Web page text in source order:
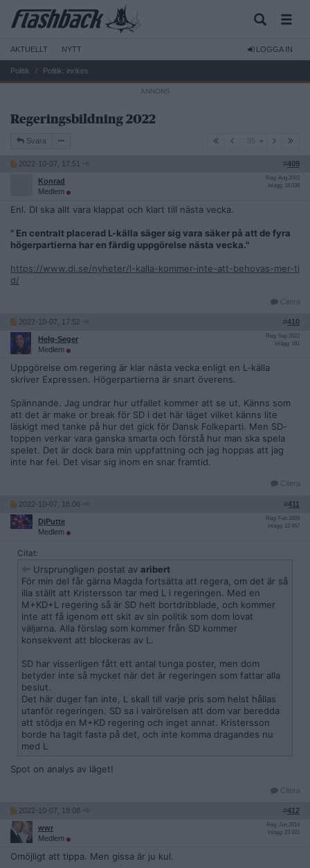
AKTUELLT NYTT LOGGA IN
Politik Politik: inrikes
Regeringsbildning 2022
Svara 35
2022-10-07, 17:51 #409
Konrad
Medlem
Reg: Aug 2002
Inlägg: 18 038
Enl. DI ska allt vara klappat och klart till nästa vecka.
" En centralt placerad L-källa säger sig vara säker på att de fyra
högerpartierna har en färdig uppgörelse nästa vecka."
https://www.di.se/nyheter/l-kalla-kommer-inte-att-behovas-mer-ti
d/
Citera
2022-10-07, 17:52 #410
Helg-Seger
Medlem
Reg: Sep 2022
Inlägg: 191
Uppgörelse om regering är klar nästa vecka enligt en L-källa
skriver Expressen. Högerpartierna är snart överens.
Spännande. Jag undrar hur utfallet kommer att se ut. Känns som
att det är make or break för SD i det här läget vilket känns lite
läskigt med tanke på hur det gick för Dansk Folkeparti. Men SD-
toppen verkar vara ganska smarta och förstå hur man ska spela
spelet. Det är dock bara min uppfattning och jag hoppas att jag
inte har fel. Det visar sig inom en snar framtid.
Citera
2022-10-07, 18:06 #411
DjPutte
Medlem
Reg: Feb 2009
Inlägg: 12 467
Citat:
Ursprungligen postat av aribert
För min del får gärna Magda fortsätta att regera, om det är så
illa ställt att Kristersson tar med L i regeringen. Med en
M+KD+L regering så är SD helt bortdribblade, och kommer
inte att få igenom ett skit av sin politik som dom lovat
väljarna. Alla förslag som kommer från SD kommer
konsekvent att blockeras av L.
SD har visserligen fått ett antal tunga poster, men dom
betyder inte så mycket när det är regeringen som fattar alla
beslut.
Det här duger fan inte, L skall till varje pris som helst hållas
utanför regeringen. SD sa i valrörelsen att dom var beredda
att stödja en M+KD regering och inget annat. Kristersson
borde ha tagit fasta på det, och inte komma dragandes nu
med L
Spot on analys av läget!
Citera
2022-10-07, 18:08 #412
wwr
Medlem
Reg: Jun 2014
Inlägg: 23 321
Omöjligt att tippa. Men gissa är ju kul.